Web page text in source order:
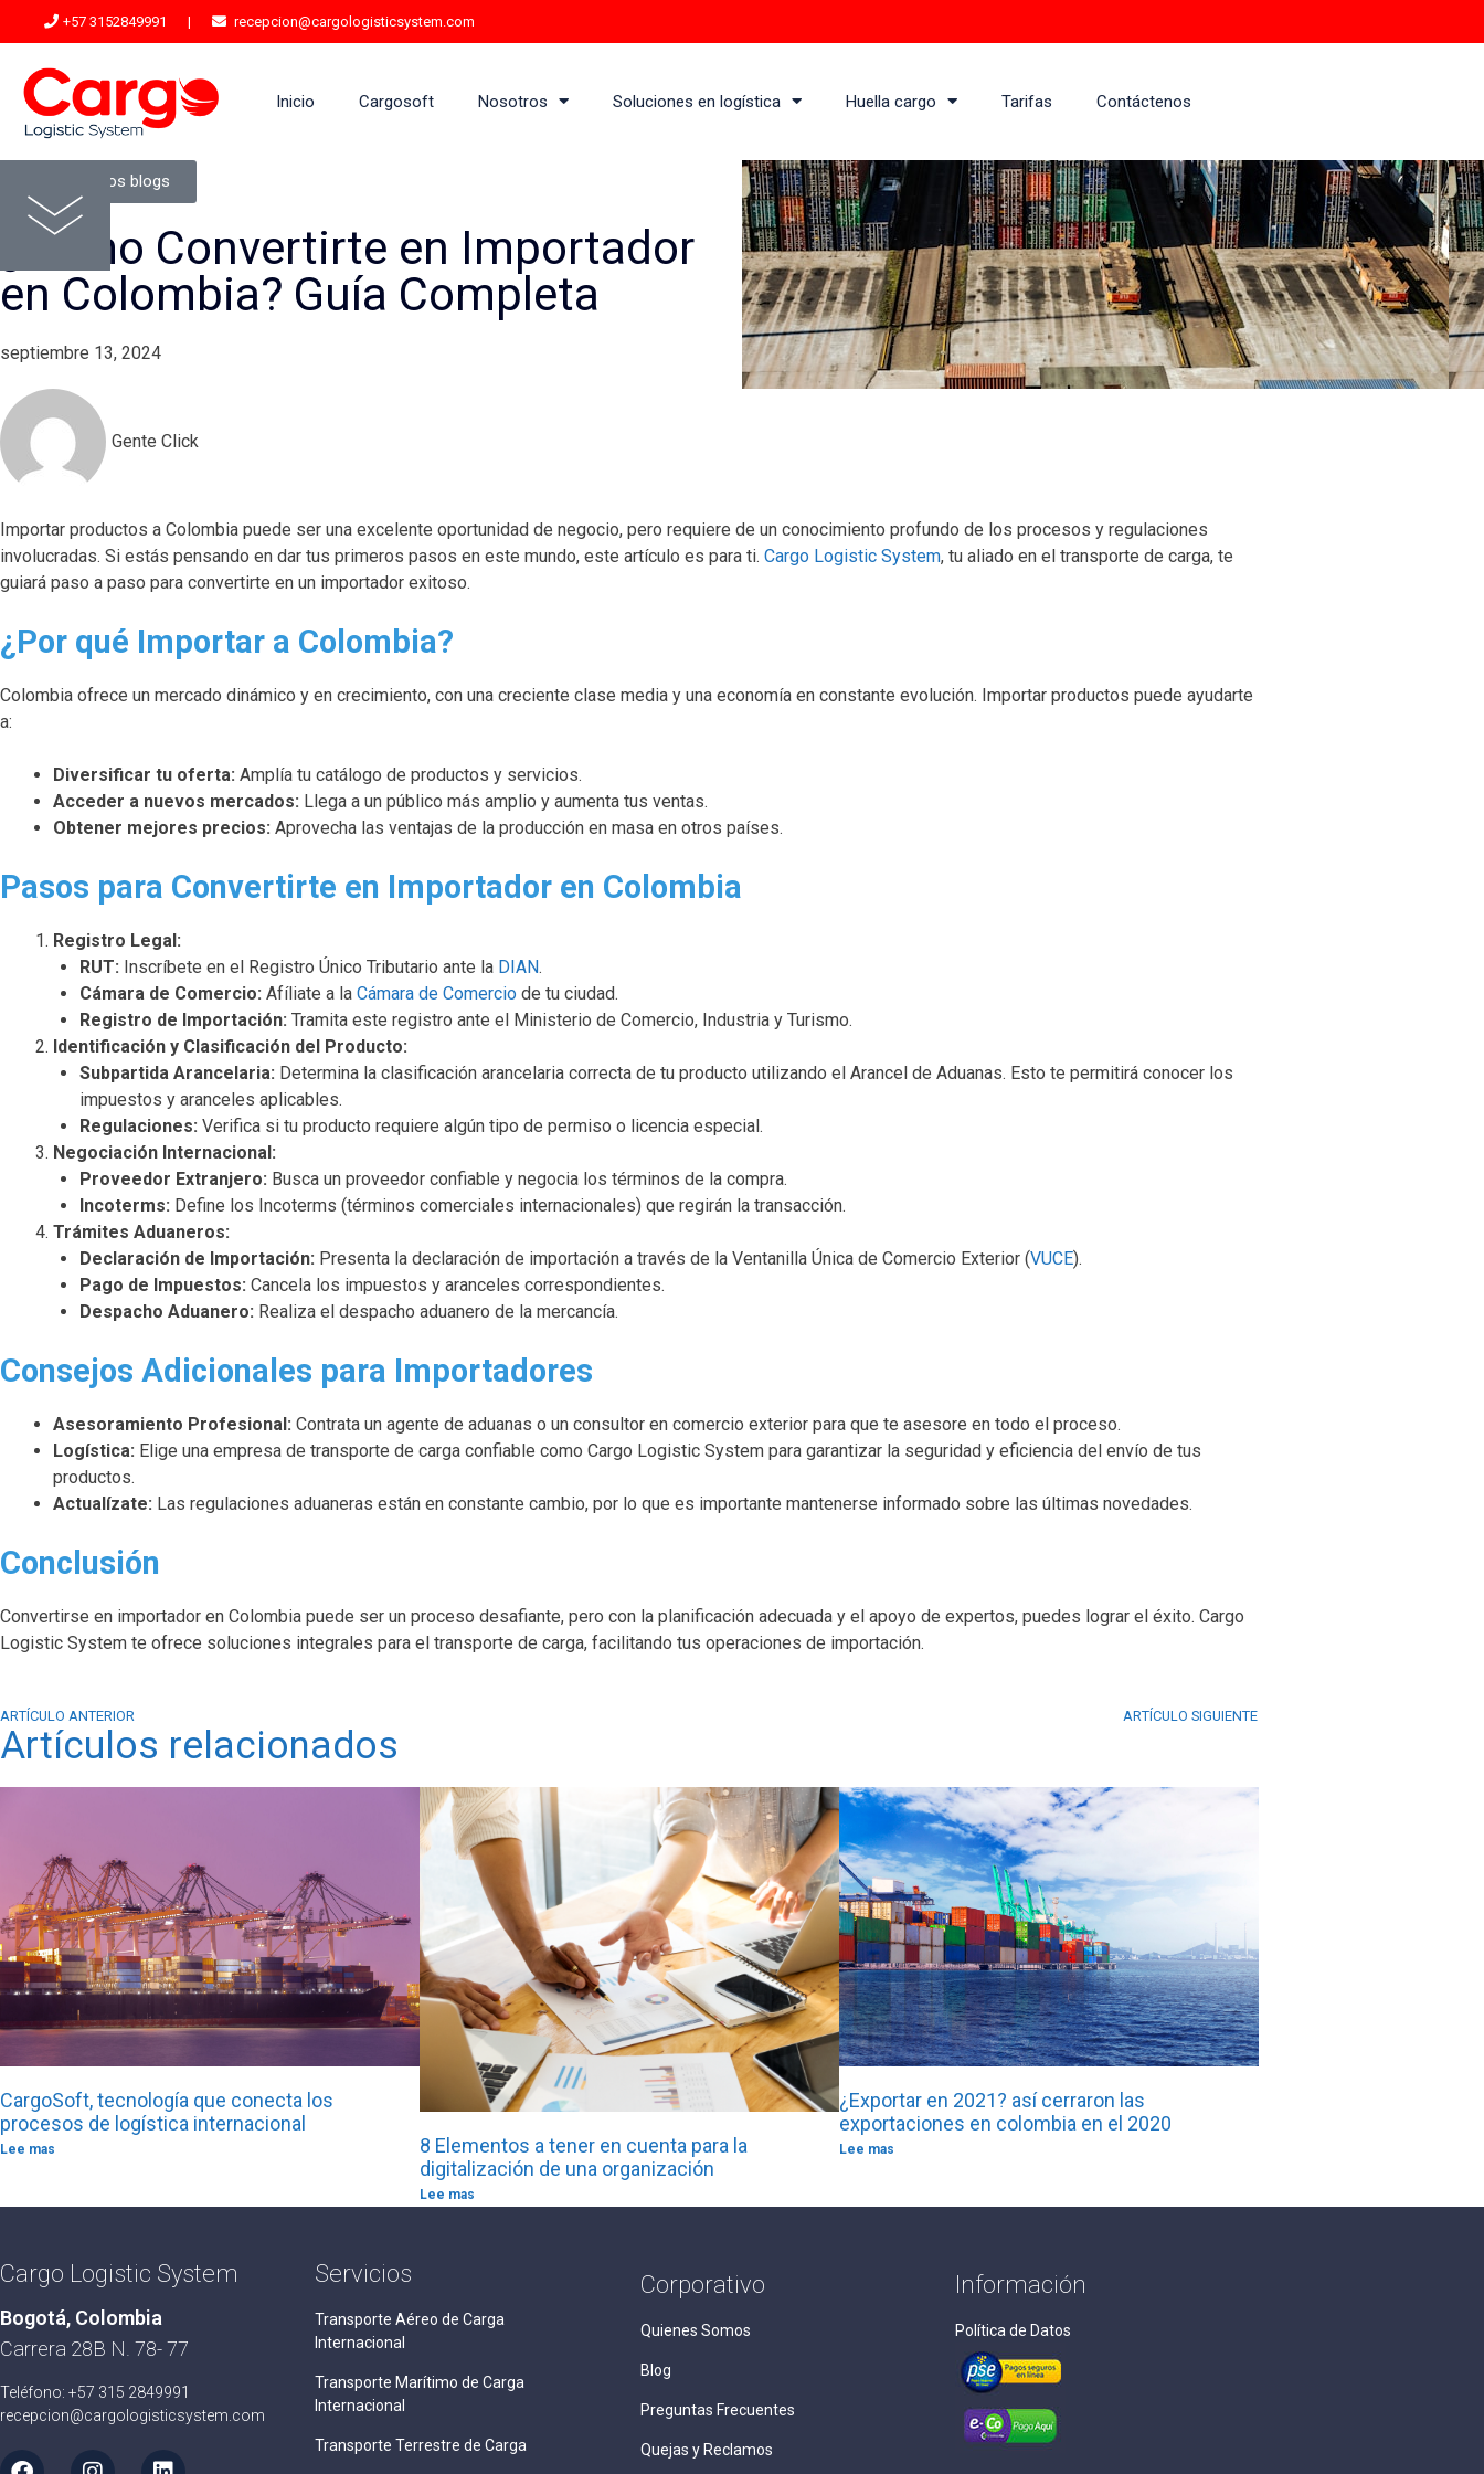
+57 3152849991 | recepcion@cargologisticsystem.com
Inicio Cargosoft Nosotros Soluciones en logística Huella cargo Tarifas Contáctenos
Ver todos los blogs
¿Cómo Convertirte en Importador
en Colombia? Guía Completa
septiembre 13, 2024
Gente Click
Importar productos a Colombia puede ser una excelente oportunidad de negocio, pero requiere de un conocimiento profundo de los procesos y regulaciones
involucradas. Si estás pensando en dar tus primeros pasos en este mundo, este artículo es para ti. Cargo Logistic System, tu aliado en el transporte de carga, te
guiará paso a paso para convertirte en un importador exitoso.
¿Por qué Importar a Colombia?
Colombia ofrece un mercado dinámico y en crecimiento, con una creciente clase media y una economía en constante evolución. Importar productos puede ayudarte
a:
Diversificar tu oferta: Amplía tu catálogo de productos y servicios.
Acceder a nuevos mercados: Llega a un público más amplio y aumenta tus ventas.
Obtener mejores precios: Aprovecha las ventajas de la producción en masa en otros países.
Pasos para Convertirte en Importador en Colombia
Registro Legal:
RUT: Inscríbete en el Registro Único Tributario ante la DIAN.
Cámara de Comercio: Afíliate a la Cámara de Comercio de tu ciudad.
Registro de Importación: Tramita este registro ante el Ministerio de Comercio, Industria y Turismo.
Identificación y Clasificación del Producto:
Subpartida Arancelaria: Determina la clasificación arancelaria correcta de tu producto utilizando el Arancel de Aduanas. Esto te permitirá conocer los
impuestos y aranceles aplicables.
Regulaciones: Verifica si tu producto requiere algún tipo de permiso o licencia especial.
Negociación Internacional:
Proveedor Extranjero: Busca un proveedor confiable y negocia los términos de la compra.
Incoterms: Define los Incoterms (términos comerciales internacionales) que regirán la transacción.
Trámites Aduaneros:
Declaración de Importación: Presenta la declaración de importación a través de la Ventanilla Única de Comercio Exterior (VUCE).
Pago de Impuestos: Cancela los impuestos y aranceles correspondientes.
Despacho Aduanero: Realiza el despacho aduanero de la mercancía.
Consejos Adicionales para Importadores
Asesoramiento Profesional: Contrata un agente de aduanas o un consultor en comercio exterior para que te asesore en todo el proceso.
Logística: Elige una empresa de transporte de carga confiable como Cargo Logistic System para garantizar la seguridad y eficiencia del envío de tus
productos.
Actualízate: Las regulaciones aduaneras están en constante cambio, por lo que es importante mantenerse informado sobre las últimas novedades.
Conclusión
Convertirse en importador en Colombia puede ser un proceso desafiante, pero con la planificación adecuada y el apoyo de expertos, puedes lograr el éxito. Cargo
Logistic System te ofrece soluciones integrales para el transporte de carga, facilitando tus operaciones de importación.
ARTÍCULO ANTERIOR ARTÍCULO SIGUIENTE
Artículos relacionados
CargoSoft, tecnología que conecta los
procesos de logística internacional
Lee mas
8 Elementos a tener en cuenta para la
digitalización de una organización
Lee mas
¿Exportar en 2021? así cerraron las
exportaciones en colombia en el 2020
Lee mas
Cargo Logistic System
Bogotá, Colombia
Carrera 28B N. 78- 77
Teléfono: +57 315 2849991
recepcion@cargologisticsystem.com
Servicios
Transporte Aéreo de Carga
Internacional
Transporte Marítimo de Carga
Internacional
Transporte Terrestre de Carga
Corporativo
Quienes Somos
Blog
Preguntas Frecuentes
Quejas y Reclamos
Información
Política de Datos